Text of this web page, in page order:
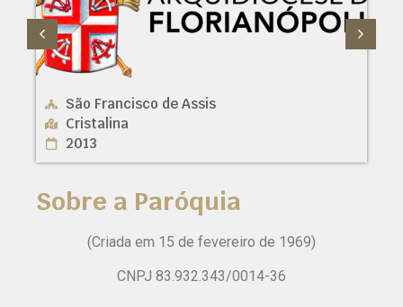
São Francisco de Assis
Cristalina
2013
Sobre a Paróquia
(Criada em 15 de fevereiro de 1969)
CNPJ 83.932.343/0014-36